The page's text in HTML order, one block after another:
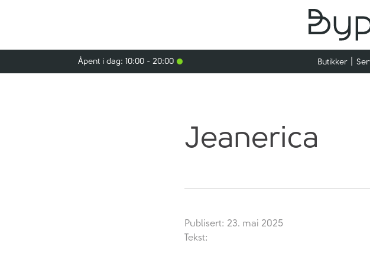
Åpent i dag: 10:00 - 20:00 Butikker
Jeanerica
Publisert: 23. mai 2025
Tekst: